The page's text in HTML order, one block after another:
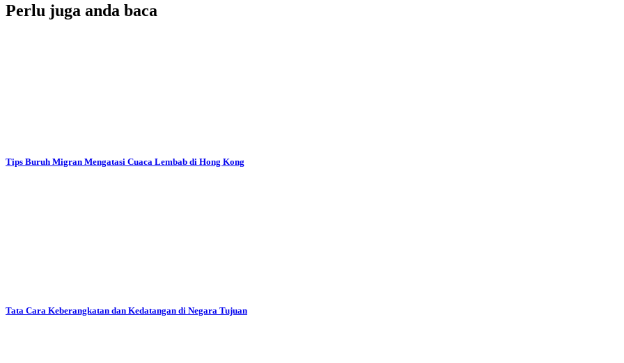
Perlu juga anda baca
Tips Buruh Migran Mengatasi Cuaca Lembab di Hong Kong
Tata Cara Keberangkatan dan Kedatangan di Negara Tujuan